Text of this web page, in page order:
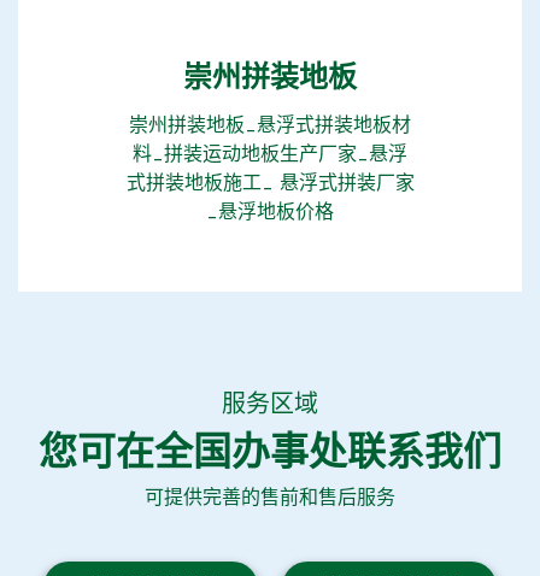
崇州拼装地板
崇州拼装地板_悬浮式拼装地板材
料_拼装运动地板生产厂家_悬浮
式拼装地板施工_​ 悬浮式拼装厂家
_悬浮地板价格
服务区域
您可在全国办事处联系我们
可提供完善的售前和售后服务